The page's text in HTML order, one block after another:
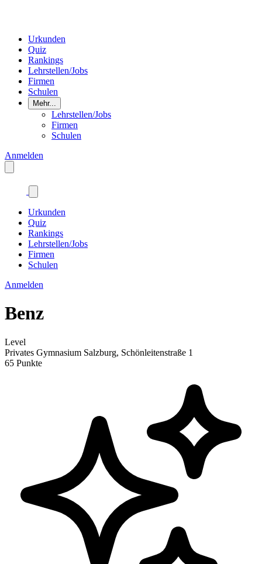
Urkunden
Quiz
Rankings
Lehrstellen/Jobs
Firmen
Schulen
Mehr...
Lehrstellen/Jobs
Firmen
Schulen
Anmelden
Urkunden
Quiz
Rankings
Lehrstellen/Jobs
Firmen
Schulen
Anmelden
Benz
Level
Privates Gymnasium Salzburg, Schönleitenstraße 1
65 Punkte